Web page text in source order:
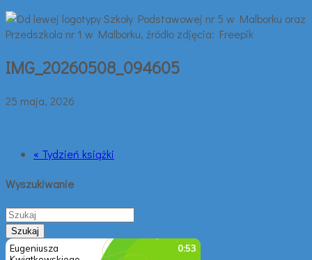
IMG_20260508_094605
25 maja, 2026
« Tydzień książki
Wyszukiwanie